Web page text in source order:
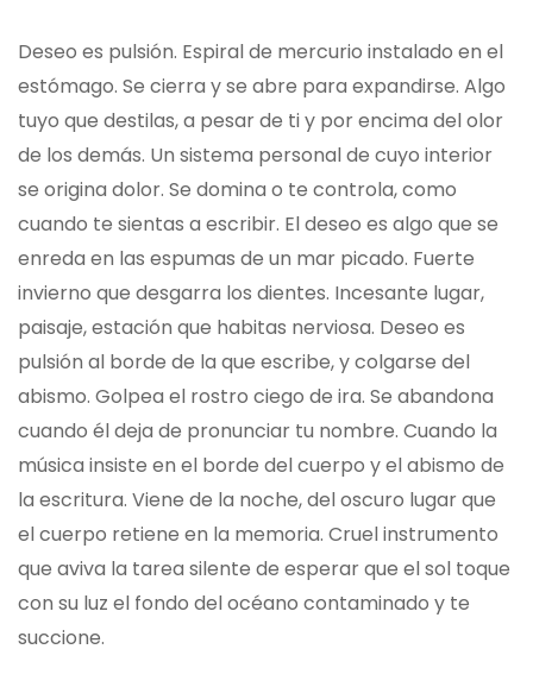
Deseo es pulsión. Espiral de mercurio instalado en el
estómago. Se cierra y se abre para expandirse. Algo
tuyo que destilas, a pesar de ti y por encima del olor
de los demás. Un sistema personal de cuyo interior
se origina dolor. Se domina o te controla, como
cuando te sientas a escribir. El deseo es algo que se
enreda en las espumas de un mar picado. Fuerte
invierno que desgarra los dientes. Incesante lugar,
paisaje, estación que habitas nerviosa. Deseo es
pulsión al borde de la que escribe, y colgarse del
abismo. Golpea el rostro ciego de ira. Se abandona
cuando él deja de pronunciar tu nombre. Cuando la
música insiste en el borde del cuerpo y el abismo de
la escritura. Viene de la noche, del oscuro lugar que
el cuerpo retiene en la memoria. Cruel instrumento
que aviva la tarea silente de esperar que el sol toque
con su luz el fondo del océano contaminado y te
succione.